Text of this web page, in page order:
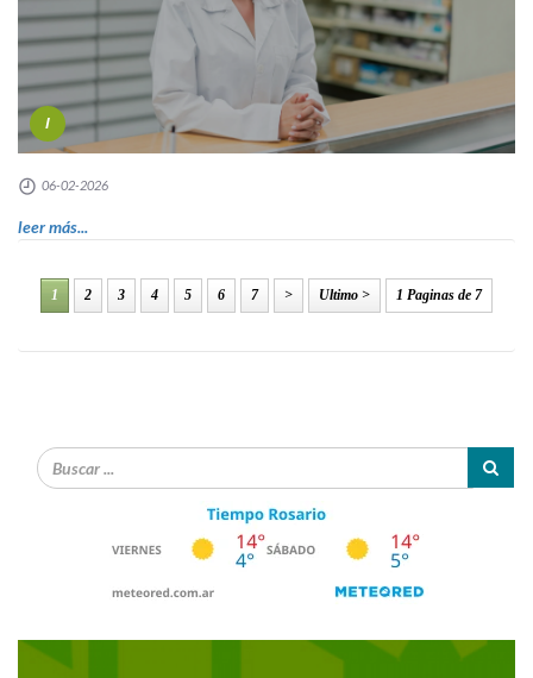
I
06-02-2026
leer más...
1 2 3 4 5 6 7 > Ultimo > 1 Paginas de 7